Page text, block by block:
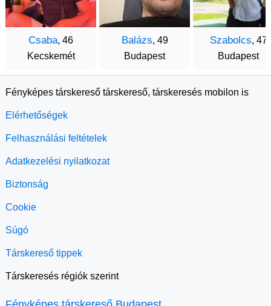
Csaba, 46
Kecskemét
Balázs, 49
Budapest
Szabolcs, 47
Budapest
Fényképes társkereső társkereső, társkeresés mobilon is
Elérhetőségek
Felhasználási feltételek
Adatkezelési nyilatkozat
Biztonság
Cookie
Súgó
Társkereső tippek
Társkeresés régiók szerint